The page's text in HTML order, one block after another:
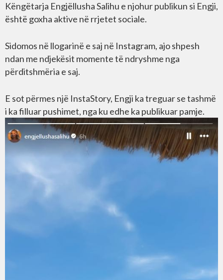
Këngëtarja Engjëllusha Salihu e njohur publikun si Engji,
është goxha aktive në rrjetet sociale.
Sidomos në llogarinë e saj në Instagram, ajo shpesh
ndan me ndjekësit momente të ndryshme nga
përditshmëria e saj.
E sot përmes një InstaStory, Engji ka treguar se tashmë
i ka filluar pushimet, nga ku edhe ka publikuar pamje.